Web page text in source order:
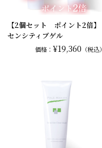
【2個セット ポイント2倍】
センシティブゲル
価格：¥19,360 （税込）